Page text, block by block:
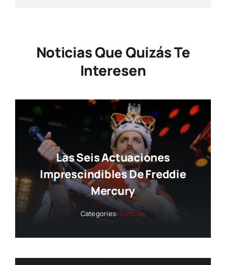
Noticias Que Quizás Te
Interesen
Las Seis Actuaciones
Imprescindibles De Freddie
Mercury
Categories: Noticias